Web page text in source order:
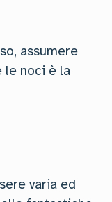
assumere
le noci è la
varia ed